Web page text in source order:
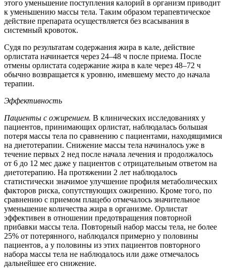
этого уменьшение поступления калорий в организм приводит
к уменьшению массы тела. Таким образом терапевтическое
действие препарата осуществляется без всасывания в
системный кровоток.
Судя по результатам содержания жира в кале, действие
орлистата начинается через 24–48 ч после приема. После
отмены орлистата содержание жира в кале через 48–72 ч
обычно возвращается к уровню, имевшему место до начала
терапии.
Эффективность
Пациенты с ожирением. В клинических исследованиях у
пациентов, принимающих орлистат, наблюдалась большая
потеря массы тела по сравнению с пациентами, находящимися
на диетотерапии. Снижение массы тела начиналось уже в
течение первых 2 нед после начала лечения и продолжалось
от 6 до 12 мес даже у пациентов с отрицательным ответом на
диетотерапию. На протяжении 2 лет наблюдалось
статистически значимое улучшение профиля метаболических
факторов риска, сопутствующих ожирению. Кроме того, по
сравнению с приемом плацебо отмечалось значительное
уменьшение количества жира в организме. Орлистат
эффективен в отношении предотвращения повторной
прибавки массы тела. Повторный набор массы тела, не более
25% от потерянного, наблюдался примерно у половины
пациентов, а у половины из этих пациентов повторного
набора массы тела не наблюдалось или даже отмечалось
дальнейшее его снижение.